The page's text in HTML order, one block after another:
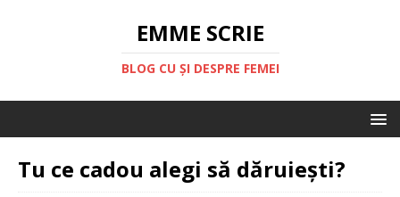
EMME SCRIE
BLOG CU ȘI DESPRE FEMEI
Tu ce cadou alegi să dăruiești?